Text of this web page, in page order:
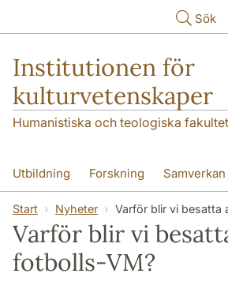
Sök
Institutionen för
kulturvetenskaper
Humanistiska och teologiska
Utbildning Forskning Samverkan
Om institutionen Kontakt
Start Nyheter Varför blir vi besatta
Varför blir vi
fotbolls-VM?